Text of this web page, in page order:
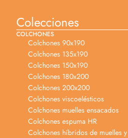
Colecciones
COLCHONES
Colchones 90x190
Colchones 135x190
Colchones 150x190
Colchones 180x200
Colchones 200x200
Colchones viscoelésticos
Colchones muelles ensacados
Colchones espuma HR
Colchones híbridos de muelles